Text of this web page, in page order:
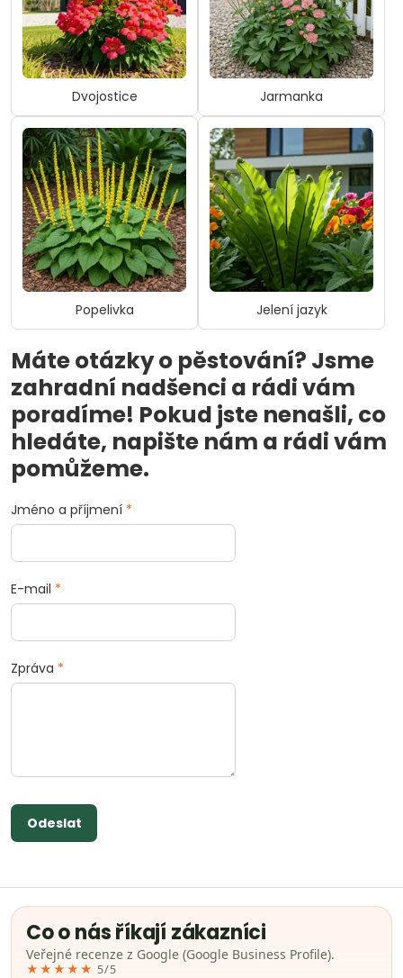
Dvojostice Jarmanka
Popelivka Jelení jazyk
Máte otázky o pěstování? Jsme
zahradní nadšenci a rádi vám
poradíme! Pokud jste nenašli, co
hledáte, napište nám a rádi vám
pomůžeme.
Jméno a příjmení *
E-mail *
Zpráva *
Odeslat
Co o nás říkají zákazníci
Veřejné recenze z Google (Google Business Profile).
★★★★★ 5/5